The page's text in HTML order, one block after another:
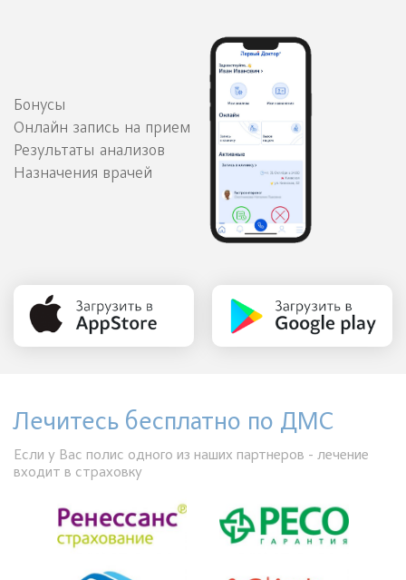
Бонусы
Онлайн запись на прием
Результаты анализов
Назначения врачей
Лечитесь бесплатно по ДМС
Если у Вас полис одного из наших партнеров - лечение
входит в страховку